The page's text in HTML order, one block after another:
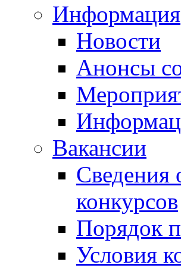
Информация
Новости
Анонсы
Вакансии
Сведения
конкурсов
Порядок
Условия